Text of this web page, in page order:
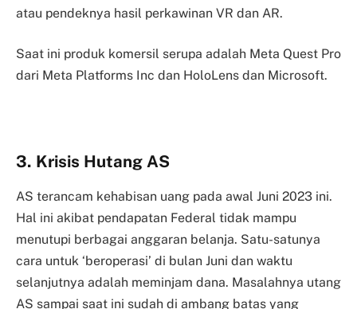
atau pendeknya hasil perkawinan VR dan AR.
Saat ini produk komersil serupa adalah Meta Quest Pro
dari Meta Platforms Inc dan HoloLens dan Microsoft.
3. Krisis Hutang AS
AS terancam kehabisan uang pada awal Juni 2023 ini.
Hal ini akibat pendapatan Federal tidak mampu
menutupi berbagai anggaran belanja. Satu-satunya
cara untuk ‘beroperasi’ di bulan Juni dan waktu
selanjutnya adalah meminjam dana. Masalahnya utang
AS sampai saat ini sudah di ambang batas yang